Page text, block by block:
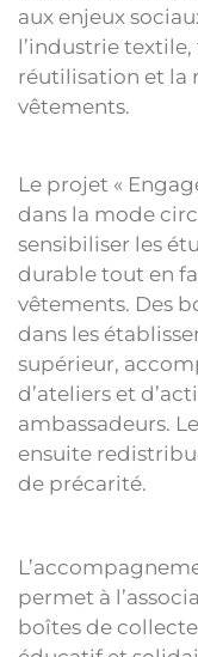
aux enjeux
l’industrie
réutilisation et la
vêtements.
Le projet «
dans la mode
sensibiliser les
durable tout en
vêtements. Des
dans les
supérieur,
d’ateliers et
ambassadeurs.
ensuite
de précarité.
permet à
boîtes de